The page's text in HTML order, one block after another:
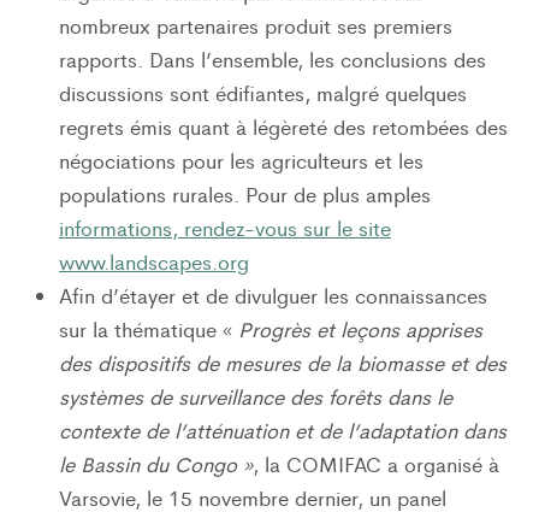
nombreux partenaires produit ses premiers
rapports. Dans l’ensemble, les conclusions des
discussions sont édifiantes, malgré quelques
regrets émis quant à légèreté des retombées des
négociations pour les agriculteurs et les
populations rurales. Pour de plus amples
informations, rendez-vous sur le site
www.landscapes.org
Afin d’étayer et de divulguer les connaissances
sur la thématique « Progrès et leçons apprises
des dispositifs de mesures de la biomasse et des
systèmes de surveillance des forêts dans le
contexte de l’atténuation et de l’adaptation dans
le Bassin du Congo », la COMIFAC a organisé à
Varsovie, le 15 novembre dernier, un panel